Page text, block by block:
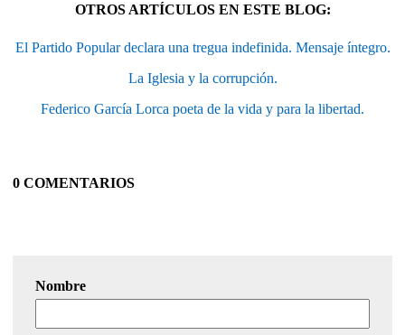
OTROS ARTÍCULOS EN ESTE BLOG:
El Partido Popular declara una tregua indefinida. Mensaje íntegro.
La Iglesia y la corrupción.
Federico García Lorca poeta de la vida y para la libertad.
0 COMENTARIOS
Nombre